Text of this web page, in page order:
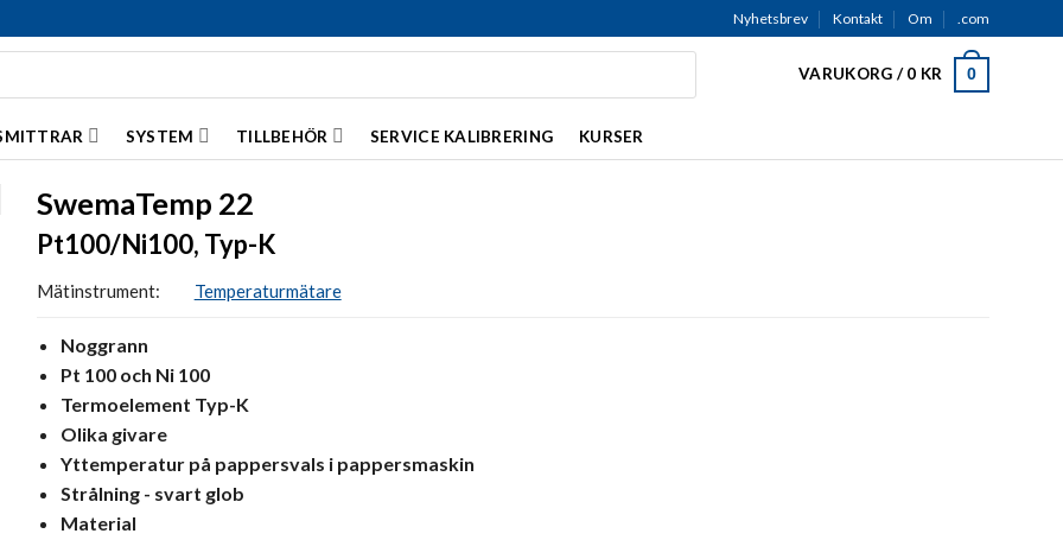
Nyhetsbrev Kontakt Om .com
VARUKORG /0 KR 0
SYSTEM TILLBEHÖR SERVICE KALIBRERING KURSER
SwemaTemp 22
Pt100/Ni100, Typ-K
Mätinstrument: Temperaturmätare
Noggrann
Pt 100 och Ni 100
Termoelement Typ-K
Olika givare
Yttemperatur på pappersvals i pappersmaskin
Strålning - svart glob
Material